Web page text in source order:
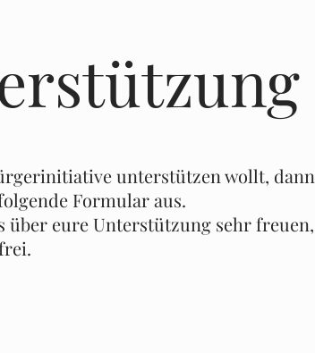
unterstützen wollt, dann
Formular aus.
über eure Unterstützung sehr freuen,